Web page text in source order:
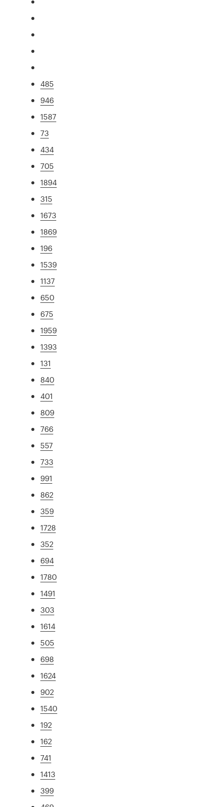
485
946
1587
73
434
705
1894
315
1673
1869
196
1539
1137
650
675
1959
1393
131
840
401
809
766
557
733
991
862
359
1728
352
694
1780
1491
303
1614
505
698
1624
902
1540
192
162
741
1413
399